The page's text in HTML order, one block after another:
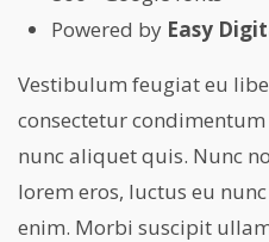
Powered by Easy
Vestibulum feugiat eu
consectetur
nunc aliquet quis. Nunc
lorem eros, luctus eu
enim. Morbi suscipit